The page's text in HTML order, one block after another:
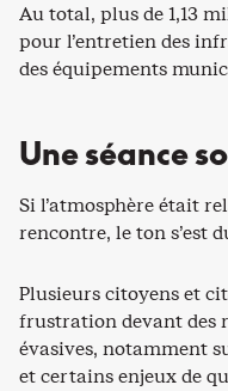
Au total, plus de 1,13
pour l’entretien des
des équipements
Une séance
Si l’atmosphère était
rencontre, le ton s’est
Plusieurs citoyens et
frustration devant des
évasives, notamment
et certains enjeux de